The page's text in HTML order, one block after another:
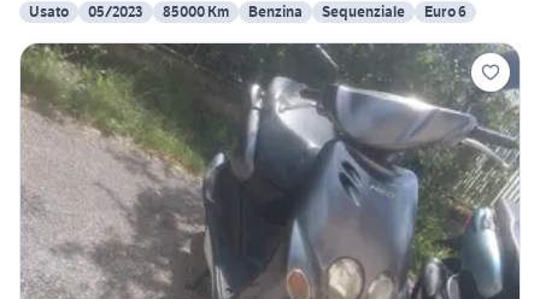
Usato
05/2023 85000 Km Benzina Sequenziale Euro 6